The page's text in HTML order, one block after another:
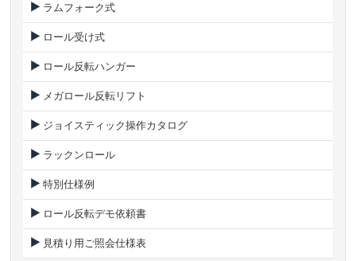
ラムフォーク式
ロール受け式
ロール反転ハンガー
メガロール反転リフト
ジョイスティック操作カタログ
ラックンロール
特別仕様例
ロール反転デモ依頼書
見積り用ご照会仕様表